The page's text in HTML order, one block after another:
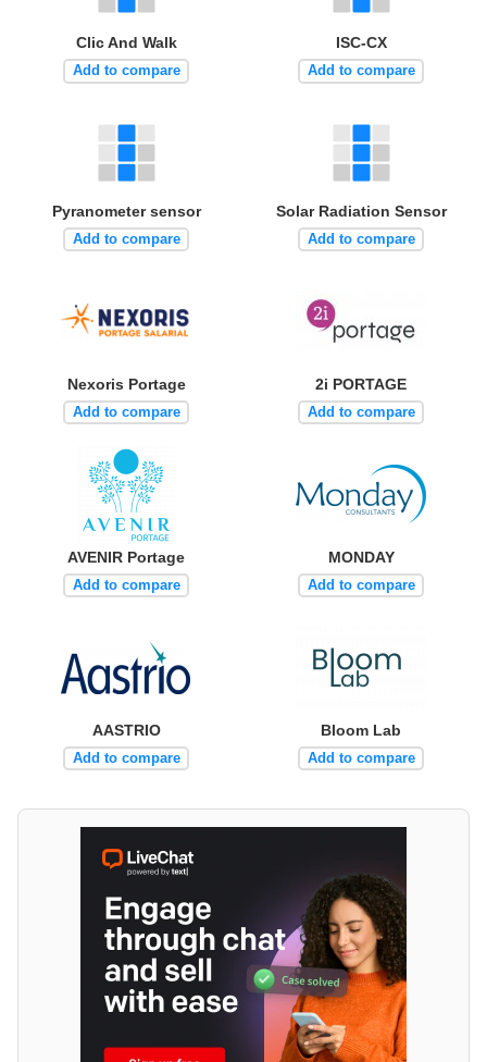
Clic And Walk
Add to compare
ISC-CX
Add to compare
Pyranometer sensor
Add to compare
Solar Radiation Sensor
Add to compare
Nexoris Portage
Add to compare
2i PORTAGE
Add to compare
AVENIR Portage
Add to compare
MONDAY
Add to compare
AASTRIO
Add to compare
Bloom Lab
Add to compare